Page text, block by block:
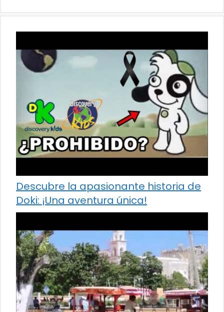
Descubre la apasionante historia de
Doki: ¡Una aventura única!